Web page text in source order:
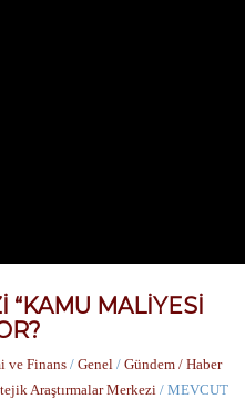
“KAMU MALİYESİ
ve Finans / Genel / Gündem / Haber
Araştırmalar Merkezi / MEVCUT